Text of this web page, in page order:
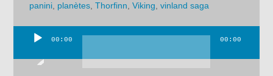
panini planètes ,Thorfinn ,Viking ,vinland saga
00:00 00:00